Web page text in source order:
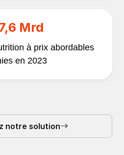
Mrd
à prix abordables
en 2023
notre solution